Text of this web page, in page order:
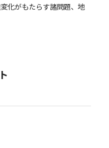
化がもたらす諸問題、地